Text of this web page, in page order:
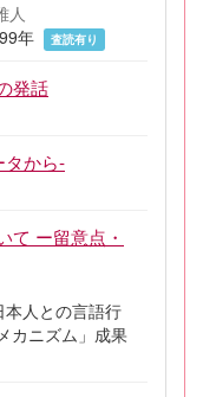
人
年
査読有り
発話
タから-
て ー留意点・
人との言語行
カニズム」成果